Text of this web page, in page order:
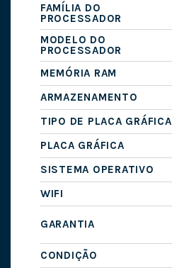
FAMÍLIA DO
PROCESSADOR
MODELO DO
PROCESSADOR
MEMÓRIA RAM
ARMAZENAMENTO
TIPO DE PLACA GRÁFICA
PLACA GRÁFICA
SISTEMA OPERATIVO
WIFI
GARANTIA
CONDIÇÃO